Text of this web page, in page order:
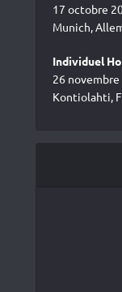
17 octobre
Munich,
Individuel
26 novembre
Kontiolahti,